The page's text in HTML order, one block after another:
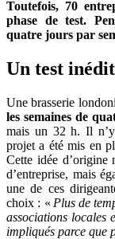
Toutefois, 70
phase de test.
quatre jours par
Un test inédit
Une brasserie
les semaines de
mais un 32 h. Il n’y
projet a été mis en
Cette idée d’origine
d’entreprise, mais
une de ces
choix : « Plus de
associations locales
impliqués parce que